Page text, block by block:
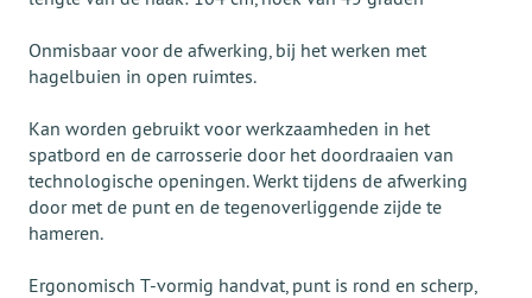
Onmisbaar voor de afwerking, bij het werken met
hagelbuien in open ruimtes.
Kan worden gebruikt voor werkzaamheden in het
spatbord en de carrosserie door het doordraaien van
technologische openingen. Werkt tijdens de afwerking
door met de punt en de tegenoverliggende zijde te
hameren.
Ergonomisch T-vormig handvat, punt is rond en scherp,